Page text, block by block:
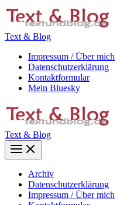
Zum
Inhalt
Text & Blog
Impressum / Über mich
Datenschutzerklärung
Kontaktformular
Mein Bluesky
Text & Blog
Main
Menu
Archiv
Datenschutzerklärung
Impressum / Über mich